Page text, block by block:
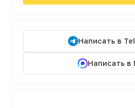
Написать в
Написать в